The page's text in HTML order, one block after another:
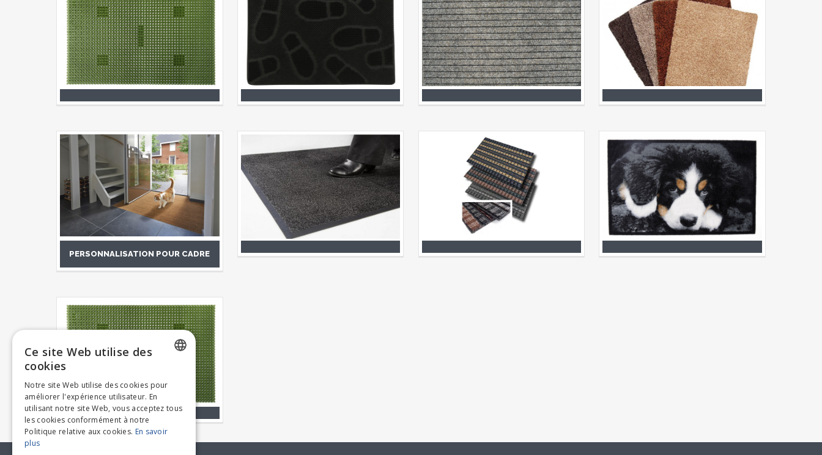
PERSONNALISATION POUR CADRE
FRENCH
Ce site Web utilise des
cookies
Notre site Web utilise des cookies pour
améliorer l'expérience utilisateur. En
utilisant notre site Web, vous acceptez tous
les cookies conformément à notre
Politique relative aux cookies. En savoir
plus